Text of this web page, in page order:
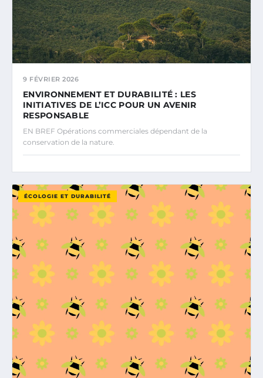
9 FÉVRIER 2026
ENVIRONNEMENT ET DURABILITÉ : LES
INITIATIVES DE L’ICC POUR UN AVENIR
RESPONSABLE
EN BREF Opérations commerciales dépendant de la
conservation de la nature.
ÉCOLOGIE ET DURABILITÉ